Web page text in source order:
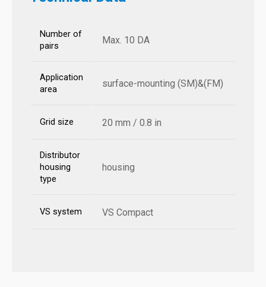
Number of
pairs
Max. 10 DA
Application
area
surface-mounting (SM)&(FM)
Grid size 20 mm / 0.8 in
Distributor
housing
type
housing
VS system VS Compact